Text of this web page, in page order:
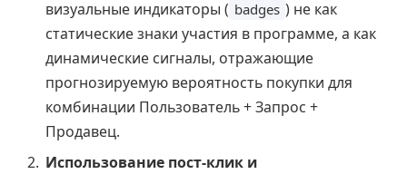
визуальные индикаторы ( badges ) не как
статические знаки участия в программе, а как
динамические сигналы, отражающие
прогнозируемую вероятность покупки для
комбинации Пользователь + Запрос +
Продавец.
Использование пост-клик и